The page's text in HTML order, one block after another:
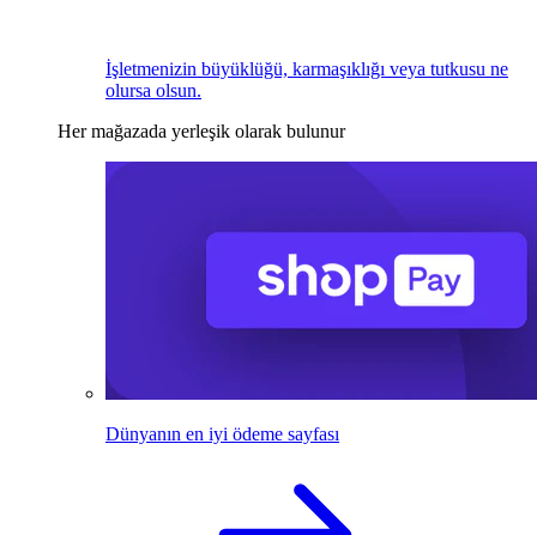
İşletmenizin büyüklüğü, karmaşıklığı veya tutkusu ne
olursa olsun.
Her mağazada yerleşik olarak bulunur
Dünyanın en iyi ödeme sayfası